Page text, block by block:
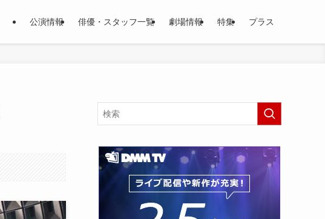
公演情報 俳優・スタッフ一覧 劇場情報 特集 プラス